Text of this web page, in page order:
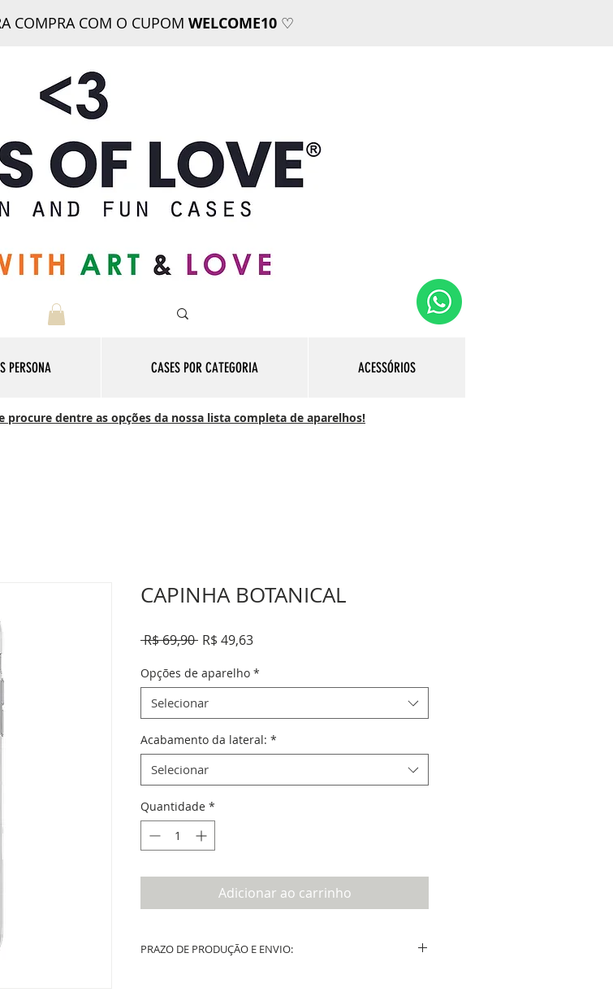
COMPRA COM O CUPOM WELCOME10♡
PERSONA CASES POR CATEGORIA ACESSÓRIOS
dentre as opções da nossa lista completa de aparelhos!
CAPINHA BOTANICAL
R$ 69,90 Preço
R$ 49,63Preço
Opções de aparelho *
Selecionar
Acabamento da lateral: *
Selecionar
Quantidade *
Adicionar ao carrinho
PRAZO DE PRODUÇÃO E ENVIO: